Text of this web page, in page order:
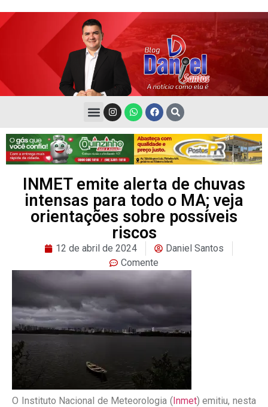
INMET emite alerta de chuvas
intensas para todo o MA; veja
orientações sobre possíveis
riscos
12 de abril de 2024
Daniel Santos
Comente
O Instituto Nacional de Meteorologia (Inmet) emitiu, nesta